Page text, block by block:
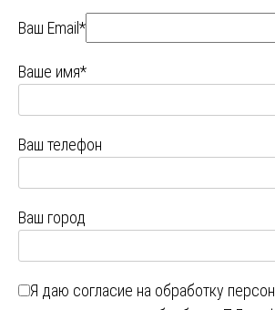
Ваш Email*
Ваше имя*
Ваш телефон
Ваш город
Я даю согласие на обработку